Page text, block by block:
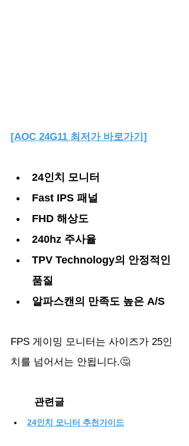
[AOC 24G11 최저가 바로가기]
24인치 모니터
Fast IPS 패널
FHD 해상도
240hz 주사율
TPV Technology의 안정적인
품질
알파스캔의 만족도 높은 A/S
FPS 게이밍 모니터는 사이즈가 25인
치를 넘어서는 안됩니다.🤔
	관련글
24인치 모니터 추천가이드